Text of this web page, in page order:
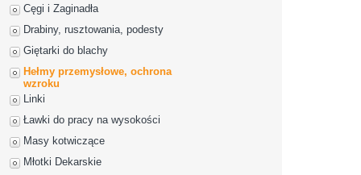
Cęgi i Zaginadła
Drabiny, rusztowania, podesty
Giętarki do blachy
Hełmy przemysłowe, ochrona
wzroku
Linki
Ławki do pracy na wysokości
Masy kotwiczące
Młotki Dekarskie